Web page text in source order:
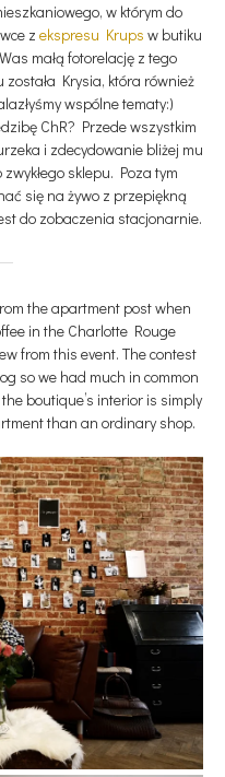
w którym do
z ekspresu Krups w butiku
małą fotorelację z tego
Krysia, która również
wspólne tematy:)
ChR? Przede wszystkim
i zdecydowanie bliżej mu
sklepu. Poza tym
się na żywo z przepiękną
do zobaczenia stacjonarnie.
the apartment post when
in the Charlotte Rouge
from this event. The contest
so we had much in common
boutique’s interior is simply
than an ordinary shop.